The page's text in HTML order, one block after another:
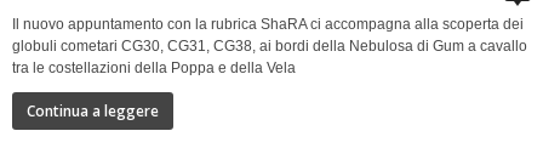
Il nuovo appuntamento con la rubrica ShaRA ci accompagna alla scoperta dei
globuli cometari CG30, CG31, CG38, ai bordi della Nebulosa di Gum a cavallo
tra le costellazioni della Poppa e della Vela
Continua a leggere